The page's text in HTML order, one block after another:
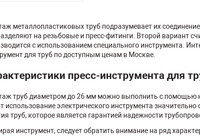
металлопластиковых труб подразумевает их
на резьбовые и пресс-фитинги. Второй вариант
с использованием специального инструмента.
для труб по доступным ценам в Москве.
пресс-инструмента для
труб диаметром до 26 мм можно выполнить с помощью
использование электрического инструмента
труб, которое является гарантией надежности
инструмент, следует обратить внимание на ряд